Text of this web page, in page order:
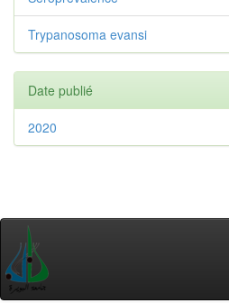
Trypanosoma evansi
Date publié
2020